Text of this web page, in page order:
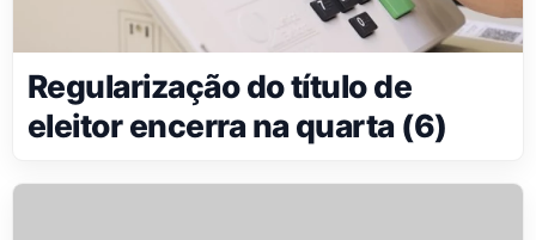
Regularização do título de
eleitor encerra na quarta (6)